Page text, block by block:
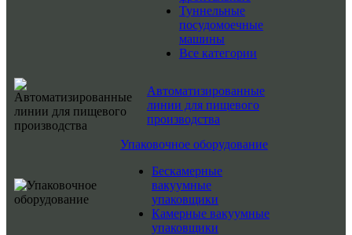
Туннельные
посудомоечные
машины
Все категории
Автоматизированные
линии для пищевого
производства
Упаковочное оборудование
Бескамерные
вакуумные
упаковщики
Камерные вакуумные
упаковщики